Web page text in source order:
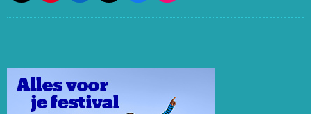
I
N
E
S
T
I
N
I
N
I
K
A
C
O
N
S
R
M